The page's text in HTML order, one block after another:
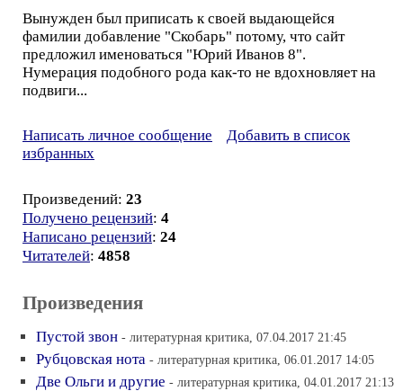
Вынужден был приписать к своей выдающейся
фамилии добавление "Скобарь" потому, что сайт
предложил именоваться "Юрий Иванов 8".
Нумерация подобного рода как-то не вдохновляет на
подвиги...
Написать личное сообщение
Добавить в список
избранных
Произведений: 23
Получено рецензий: 4
Написано рецензий: 24
Читателей: 4858
Произведения
Пустой звон - литературная критика, 07.04.2017 21:45
Рубцовская нота - литературная критика, 06.01.2017 14:05
Две Ольги и другие - литературная критика, 04.01.2017 21:13